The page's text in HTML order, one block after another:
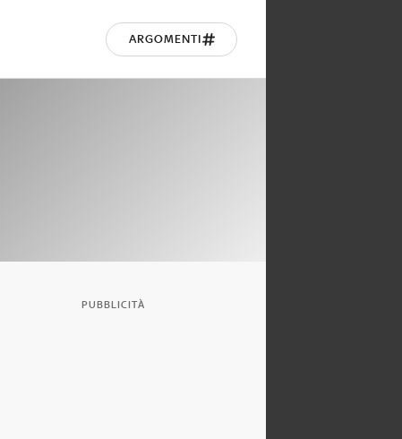
ARGOMENTI
PUBBLICITÀ